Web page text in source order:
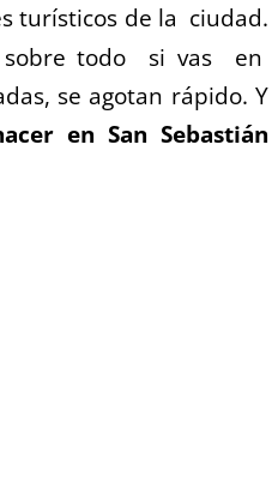
turísticos de la ciudad.
sobre todo si vas en
se agotan rápido. Y
en San Sebastián